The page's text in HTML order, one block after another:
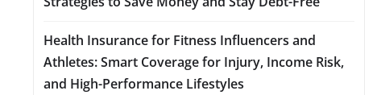
Health Insurance for Fitness Influencers and
Athletes: Smart Coverage for Injury, Income Risk,
and High-Performance Lifestyles